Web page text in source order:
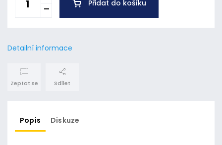
Přidat do košíku
Detailní informace
Zeptat se Sdílet
Popis Diskuze